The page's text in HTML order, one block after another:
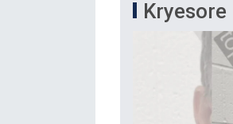
Kryesore